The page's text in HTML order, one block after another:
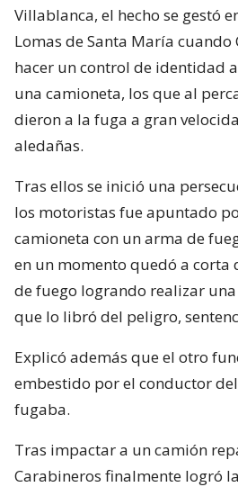
Villablanca, el hecho se gestó
Lomas de Santa María
hacer un control de identidad
una camioneta, los que al
dieron a la fuga a gran
aledañas.
Tras ellos se inició una
los motoristas fue apuntado
camioneta con un arma de
en un momento quedó a corta
de fuego logrando realizar
que lo libró del peligro,
Explicó además que el otro
embestido por el conductor
fugaba.
Tras impactar a un camión
Carabineros finalmente logró